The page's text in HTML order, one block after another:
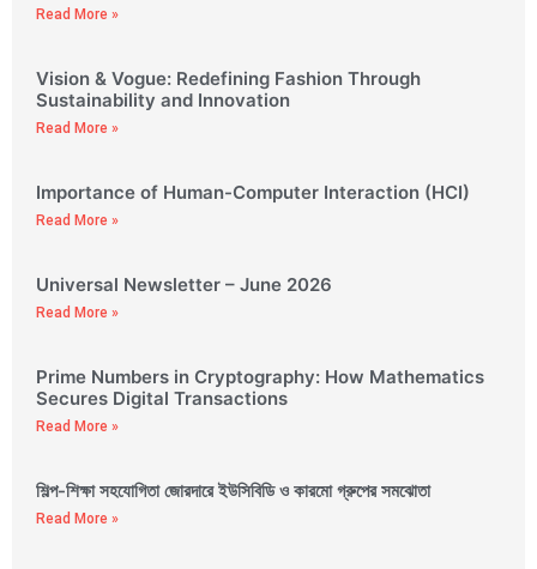
Read More »
Vision & Vogue: Redefining Fashion Through
Sustainability and Innovation
Read More »
Importance of Human-Computer Interaction (HCI)
Read More »
Universal Newsletter – June 2026
Read More »
Prime Numbers in Cryptography: How Mathematics
Secures Digital Transactions
Read More »
শিল্প-শিক্ষা সহযোগিতা জোরদারে ইউসিবিডি ও কারমো গ্রুপের সমঝোতা
Read More »